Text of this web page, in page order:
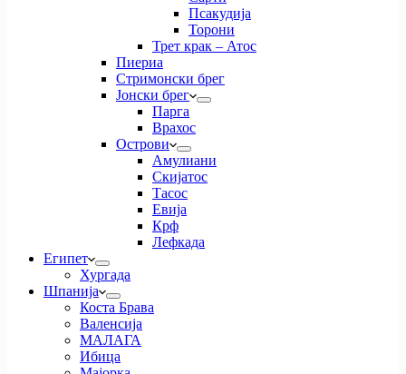
Псакудија
Торони
Трет крак – Атос
Пиериа
Стримонски брег
Јонски брег
Парга
Врахос
Острови
Амулиани
Скијатос
Тасос
Евија
Крф
Лефкада
Египет
Хургада
Шпанија
Коста Брава
Валенсија
МАЛАГА
Ибица